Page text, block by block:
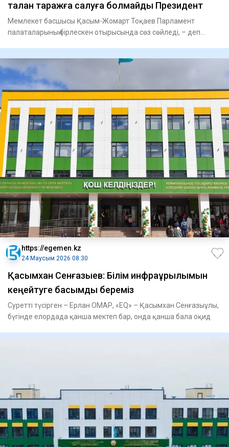
талан таражға салуға болмайды Президент
Мемлекет басшысы Қасым-Жомарт Тоқаев Парламент
палаталарының бірлескен отырысында сөз сөйледі, – деп
https://egemen.kz
24 Маусым 2026 08:30
Қасымхан Сенғазыев: Білім инфрақұрылымын
кеңейтуге басымдық береміз
Суретті түсірген – Ерлан ОМАР, «EQ» – Қасымхан Сенғазыұлы,
бүгінде елордада қанша мектеп бар, онда қанша бала оқид